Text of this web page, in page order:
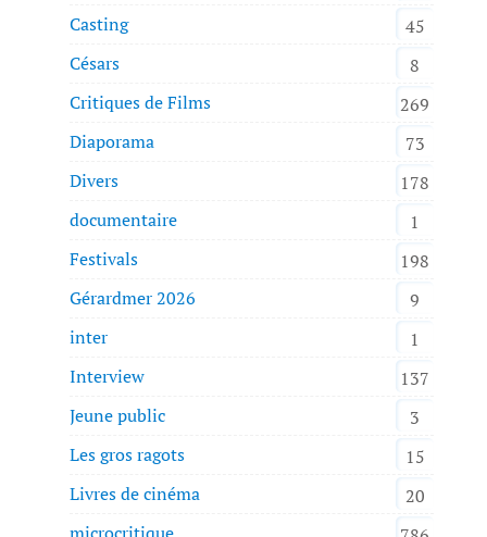
Casting
45
Césars
8
Critiques de Films
269
Diaporama
73
Divers
178
documentaire
1
Festivals
198
Gérardmer 2026
9
inter
1
Interview
137
Jeune public
3
Les gros ragots
15
Livres de cinéma
20
microcritique